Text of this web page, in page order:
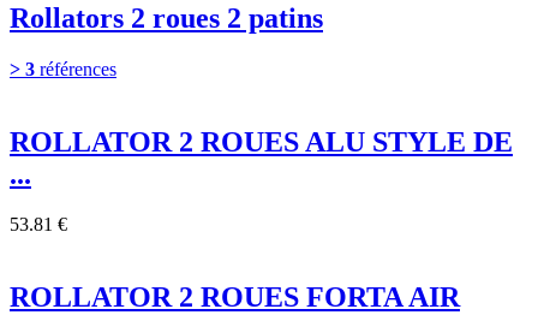
Rollators 2 roues 2 patins
> 3 références
ROLLATOR 2 ROUES ALU STYLE DE
...
53.81 €
ROLLATOR 2 ROUES FORTA AIR